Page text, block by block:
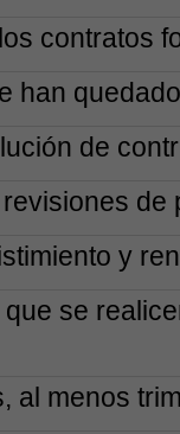
contratos
han
de
y
se
al menos